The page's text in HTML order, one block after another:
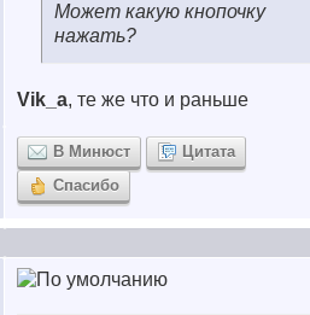
Может какую кнопочку
нажать?
Vik_a, те же что и раньше
В Минюст
Цитата
Спасибо